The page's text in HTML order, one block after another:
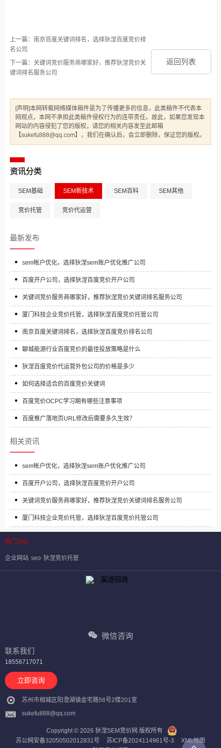
上一篇：南京百度关键词排名，选择狄涅百度竞价排
名公司
下一篇：关键词竞价服务商哪家好，推荐狄涅竞价关
键词排名服务公司
返回列表
[声明]本网转载网络媒体稿件是为了传播更多的信息，此类稿件不代表本
网观点，本网不承担此类稿件侵权行为的连带责任。故此，如果您发现本
网站的内容侵犯了您的版权，请您的相关内容发至此邮箱
【sukefu888@qq.com】，我们在确认后，会立即删除，保证您的版权。
资讯分类
SEM基础 SEM新技术 SEM百科 SEM其他
竞价托管 竞价代运营
最新发布
sem帐户优化，选择狄涅sem账户优化推广公司
百度开户公司，选择狄涅百度竞价开户公司
关键词竞价服务商哪家好，推荐狄涅竞价关键词排名服务公司
厦门科技企业竞价托管，选择狄涅百度竞价托管公司
南京百度关键词排名，选择狄涅百度竞价排名公司
聊城能源行业百度竞价的最佳投放策略是什么
狄涅百度竞价代运营外包公司的价格是多少
如何选择适合的百度竞价关键词
百度竞价OCPC学习期有哪些注意事项
百度推广落地页URL修改后需要多久生效？
相关资讯
sem帐户优化，选择狄涅sem账户优化推广公司
百度开户公司，选择狄涅百度竞价开户公司
关键词竞价服务商哪家好，推荐狄涅竞价关键词排名服务公司
厦门科技企业竞价托管，选择狄涅百度竞价托管公司
热门TAG
企业网站 seo 狄涅竞价托管
微信咨询
联系我们
18556717071
立即咨询
苏州市相城区阳澄湖镇金宅路56号2楼201室
sukefu888@qq.com
Copyright © 2026 狄涅SEM竞价网 版权所有
苏公网安备32050502012831号
苏ICP备2024114961号-3
XML地图